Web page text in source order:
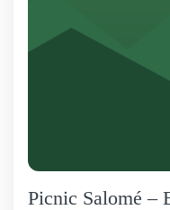
Picnic Salomé –